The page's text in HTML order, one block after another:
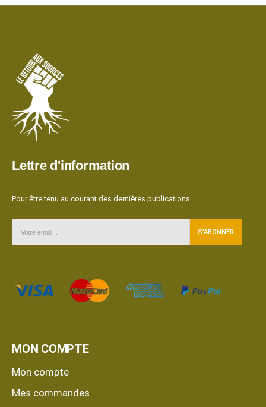
Lettre d'information
Pour être tenu au courant des dernières publications.
MON COMPTE
Mon compte
Mes commandes